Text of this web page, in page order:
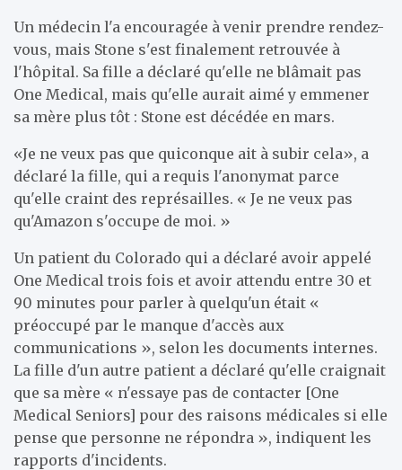
Un médecin l'a encouragée à venir prendre rendez-
vous, mais Stone s'est finalement retrouvée à
l'hôpital. Sa fille a déclaré qu'elle ne blâmait pas
One Medical, mais qu'elle aurait aimé y emmener
sa mère plus tôt : Stone est décédée en mars.
«Je ne veux pas que quiconque ait à subir cela», a
déclaré la fille, qui a requis l'anonymat parce
qu'elle craint des représailles. « Je ne veux pas
qu'Amazon s'occupe de moi. »
Un patient du Colorado qui a déclaré avoir appelé
One Medical trois fois et avoir attendu entre 30 et
90 minutes pour parler à quelqu'un était «
préoccupé par le manque d'accès aux
communications », selon les documents internes.
La fille d'un autre patient a déclaré qu'elle craignait
que sa mère « n'essaye pas de contacter [One
Medical Seniors] pour des raisons médicales si elle
pense que personne ne répondra », indiquent les
rapports d'incidents.